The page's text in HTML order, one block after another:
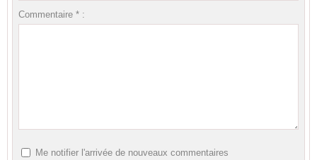
Commentaire * :
Me notifier l'arrivée de nouveaux commentaires